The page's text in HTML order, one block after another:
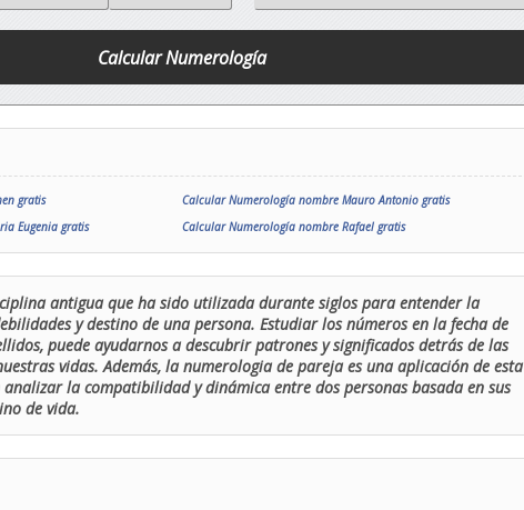
gratis
Calcular Numerología nombre Mauro Antonio gratis
Eugenia gratis
Calcular Numerología nombre Rafael gratis
antigua que ha sido utilizada durante siglos para entender la
y destino de una persona. Estudiar los números en la fecha de
puede ayudarnos a descubrir patrones y significados detrás de las
vidas. Además, la numerologia de pareja es una aplicación de esta
la compatibilidad y dinámica entre dos personas basada en sus
de vida.